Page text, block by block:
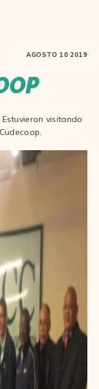
AGOSTO 10 2019
visitando